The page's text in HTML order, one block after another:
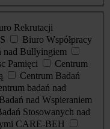
Rekrutacji
Biuro Współpracy
nad Bullyingiem
Pamięci
Centrum
Centrum Badań
badań nad
nad Wspieraniem
Stosowanych nad
CARE-BEH